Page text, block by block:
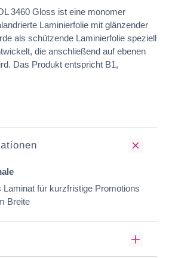
3460 Gloss ist eine monomer
Laminierfolie mit glänzender
als schützende Laminierfolie speziell
die anschließend auf ebenen
Das Produkt entspricht B1,
Laminat für kurzfristige Promotions
Breite